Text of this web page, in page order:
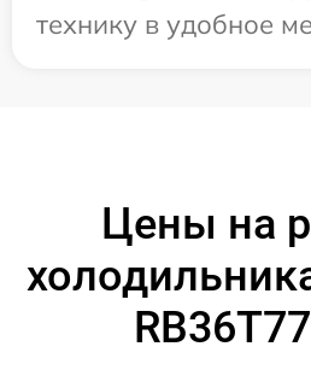
технику в удобное
Цены на